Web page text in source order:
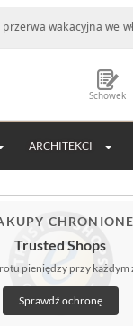
we włoskich
Schowek
ARCHITEKCI
CHRONIONE
Trusted Shops
pieniędzy przy każdym
Sprawdź ochronę